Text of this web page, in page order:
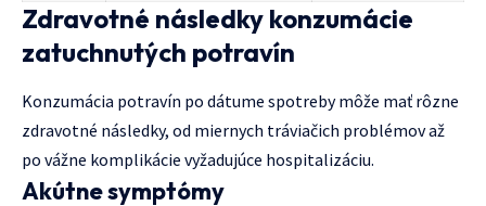
Zdravotné následky konzumácie
zatuchnutých potravín
Konzumácia potravín po dátume spotreby môže mať rôzne
zdravotné následky, od miernych tráviačich problémov až
po vážne komplikácie vyžadujúce hospitalizáciu.
Akútne symptómy